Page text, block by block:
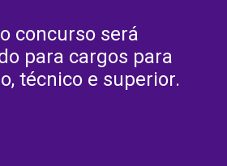
concurso será
para cargos para
técnico e superior.